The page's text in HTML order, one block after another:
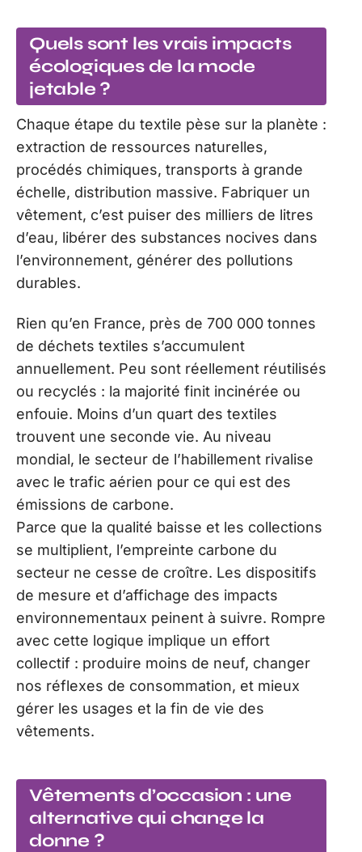
Quels sont les vrais impacts
écologiques de la mode
jetable ?
Chaque étape du textile pèse sur la planète :
extraction de ressources naturelles,
procédés chimiques, transports à grande
échelle, distribution massive. Fabriquer un
vêtement, c’est puiser des milliers de litres
d’eau, libérer des substances nocives dans
l’environnement, générer des pollutions
durables.
Rien qu’en France, près de 700 000 tonnes
de déchets textiles s’accumulent
annuellement. Peu sont réellement réutilisés
ou recyclés : la majorité finit incinérée ou
enfouie. Moins d’un quart des textiles
trouvent une seconde vie. Au niveau
mondial, le secteur de l’habillement rivalise
avec le trafic aérien pour ce qui est des
émissions de carbone.
Parce que la qualité baisse et les collections
se multiplient, l’empreinte carbone du
secteur ne cesse de croître. Les dispositifs
de mesure et d’affichage des impacts
environnementaux peinent à suivre. Rompre
avec cette logique implique un effort
collectif : produire moins de neuf, changer
nos réflexes de consommation, et mieux
gérer les usages et la fin de vie des
vêtements.
Vêtements d’occasion : une
alternative qui change la
donne ?